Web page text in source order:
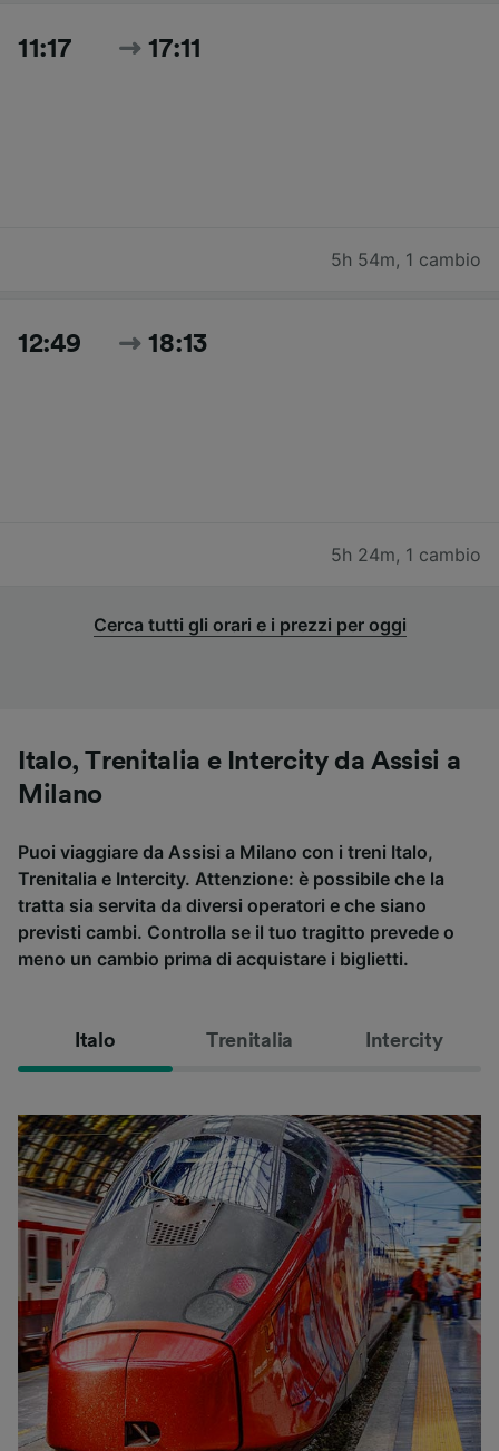
11:17 17:11
5h 54m, 1 cambio
12:49 18:13
5h 24m, 1 cambio
Cerca tutti gli orari e i prezzi per oggi
Italo, Trenitalia e Intercity da Assisi a
Milano
Puoi viaggiare da Assisi a Milano con i treni Italo,
Trenitalia e Intercity. Attenzione: è possibile che la
tratta sia servita da diversi operatori e che siano
previsti cambi. Controlla se il tuo tragitto prevede o
meno un cambio prima di acquistare i biglietti.
Italo Trenitalia Intercity